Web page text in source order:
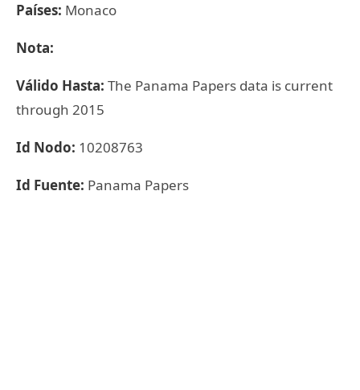
Países: Monaco
Nota:
Válido Hasta: The Panama Papers data is current
through 2015
Id Nodo: 10208763
Id Fuente: Panama Papers